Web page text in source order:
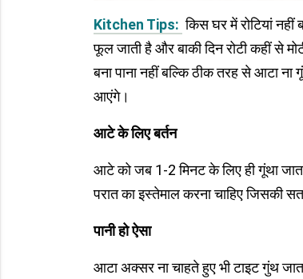
Kitchen Tips: किस घर में रोटियां
फूल जाती है और बाकी दिन रोटी कहीं से
बना पाना नहीं बल्कि ठीक तरह से आटा
आएंगे।
आटे के लिए बर्तन
आटे को जब 1-2 मिनट के लिए ही गूंथा
परात का इस्तेमाल करना चाहिए जिसकी
पानी हो ऐसा
आटा अक्सर ना चाहते हुए भी टाइट गुंथ